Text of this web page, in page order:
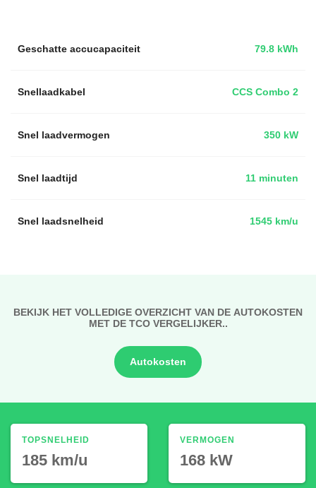
79.8 kWh
Geschatte accucapaciteit
Snellaadkabel CCS Combo 2
Snel laadvermogen 350 kW
Snel laadtijd 11 minuten
Snel laadsnelheid 1545 km/u
BEKIJK HET VOLLEDIGE OVERZICHT VAN DE AUTOKOSTEN
MET DE TCO VERGELIJKER..
Autokosten
TOPSNELHEID
185 km/u
VERMOGEN
168 kW